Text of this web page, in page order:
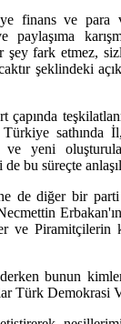
finans ve para
şey fark etmez,
şeklindeki
sathında
yeni
bu süreçte
de diğer bir
ve Piramitçilerin
bunun kimler
Türk Demokrasi